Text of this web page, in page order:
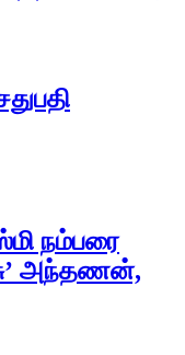
நம்பரை
அந்தணன்,